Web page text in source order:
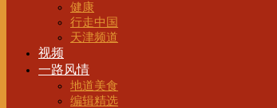
健康
行走中国
天津频道
视频
一路风情
地道美食
编辑精选